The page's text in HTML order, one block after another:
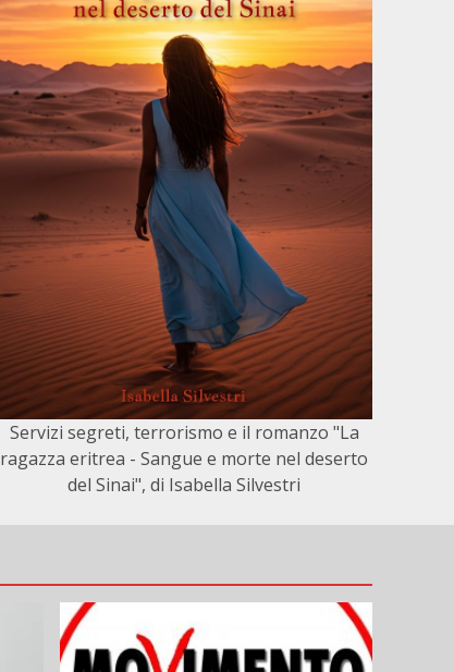
Servizi segreti, terrorismo e il romanzo "La
ragazza eritrea - Sangue e morte nel deserto
del Sinai", di Isabella Silvestri